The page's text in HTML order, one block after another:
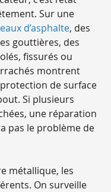
Sur une
d’asphalte, des
gouttières, des
fissurés ou
montrent
de surface
Si plusieurs
une réparation
pas le problème de
métallique, les
On surveille